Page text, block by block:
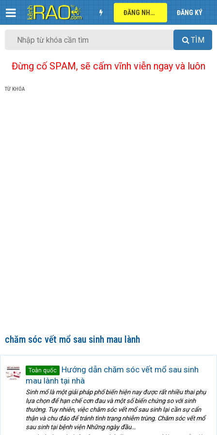
ĐĂNG NHẬP ĐĂNG KÝ
TÌM
Đừng cố SPAM, sẽ cấm vĩnh viễn ngay và luôn
TỪ KHÓA
chăm sóc vết mổ sau sinh mau lành
Toàn quốc
Hướng dẫn chăm sóc vết mổ sau sinh
mau lành tại nhà
Sinh mổ là một giải pháp phổ biến hiện nay được rất nhiều thai phụ
lựa chọn để hạn chế cơn đau và một số biến chứng so với sinh
thường. Tuy nhiên, việc chăm sóc vết mổ sau sinh lại cần sự cẩn
thận và chu đáo để tránh tình trạng nhiễm trùng. Chăm sóc vết mổ
sau sinh tại bệnh viện Những ngày đầu...